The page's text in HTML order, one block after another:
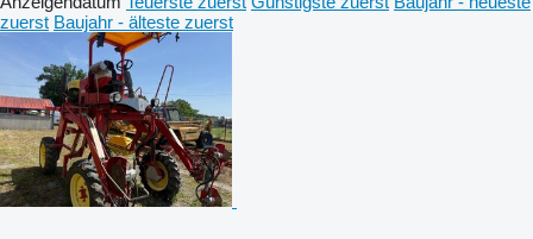
zuerst Baujahr - älteste zuerst